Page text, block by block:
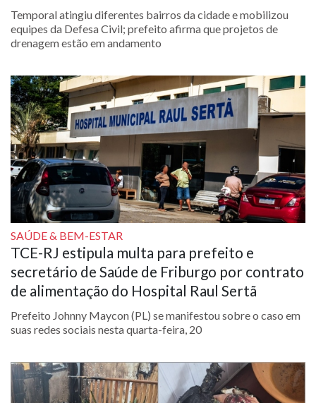
Temporal atingiu diferentes bairros da cidade e mobilizou
equipes da Defesa Civil; prefeito afirma que projetos de
drenagem estão em andamento
SAÚDE & BEM-ESTAR
TCE-RJ estipula multa para prefeito e
secretário de Saúde de Friburgo por contrato
de alimentação do Hospital Raul Sertã
Prefeito Johnny Maycon (PL) se manifestou sobre o caso em
suas redes sociais nesta quarta-feira, 20